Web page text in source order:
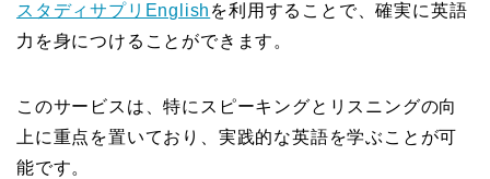
スタディサプリEnglish を利用することで、確実に英語
力を身につけることができます。
このサービスは、特にスピーキングとリスニングの向
上に重点を置いており、実践的な英語を学ぶことが可
能です。